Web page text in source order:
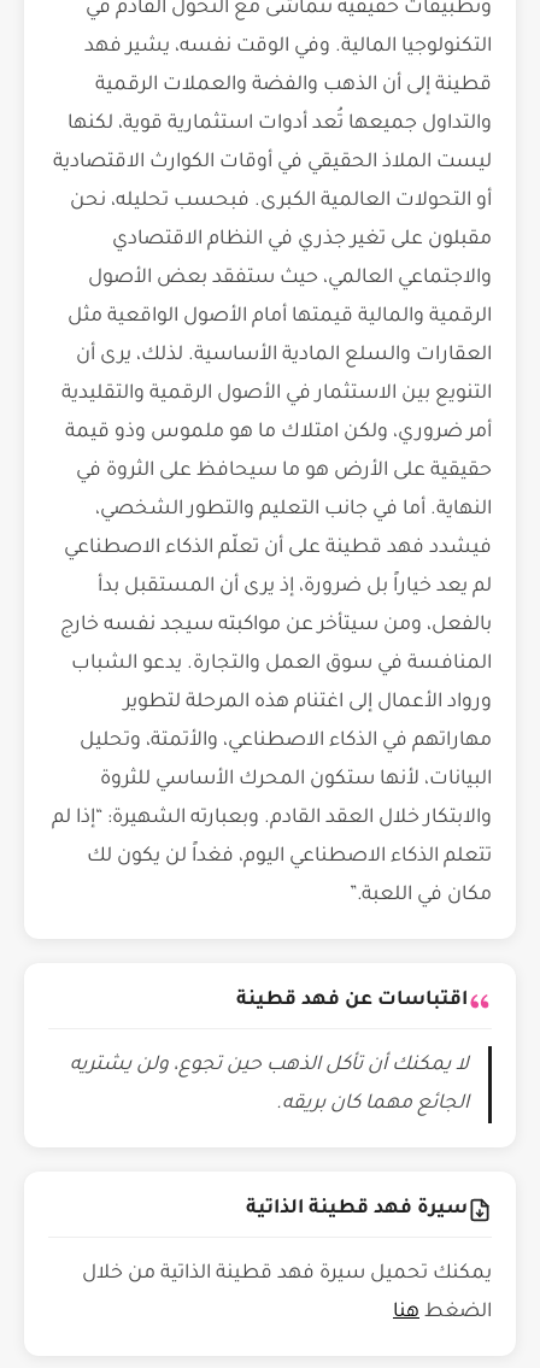
وتطبيقات حقيقية تتماشى مع التحول القادم في
التكنولوجيا المالية. وفي الوقت نفسه، يشير فهد
قطينة إلى أن الذهب والفضة والعملات الرقمية
والتداول جميعها تُعد أدوات استثمارية قوية، لكنها
ليست الملاذ الحقيقي في أوقات الكوارث الاقتصادية
أو التحولات العالمية الكبرى. فبحسب تحليله، نحن
مقبلون على تغير جذري في النظام الاقتصادي
والاجتماعي العالمي، حيث ستفقد بعض الأصول
الرقمية والمالية قيمتها أمام الأصول الواقعية مثل
العقارات والسلع المادية الأساسية. لذلك، يرى أن
التنويع بين الاستثمار في الأصول الرقمية والتقليدية
أمر ضروري، ولكن امتلاك ما هو ملموس وذو قيمة
حقيقية على الأرض هو ما سيحافظ على الثروة في
النهاية. أما في جانب التعليم والتطور الشخصي،
فيشدد فهد قطينة على أن تعلّم الذكاء الاصطناعي
لم يعد خياراً بل ضرورة، إذ يرى أن المستقبل بدأ
بالفعل، ومن سيتأخر عن مواكبته سيجد نفسه خارج
المنافسة في سوق العمل والتجارة. يدعو الشباب
ورواد الأعمال إلى اغتنام هذه المرحلة لتطوير
مهاراتهم في الذكاء الاصطناعي، والأتمتة، وتحليل
البيانات، لأنها ستكون المحرك الأساسي للثروة
والابتكار خلال العقد القادم. وبعبارته الشهيرة: “إذا لم
تتعلم الذكاء الاصطناعي اليوم، فغداً لن يكون لك
مكان في اللعبة.”
اقتباسات عن فهد قطينة
لا يمكنك أن تأكل الذهب حين تجوع، ولن يشتريه
الجائع مهما كان بريقه.
سيرة فهد قطينة الذاتية
يمكنك تحميل سيرة فهد قطينة الذاتية من خلال
الضغط هنا